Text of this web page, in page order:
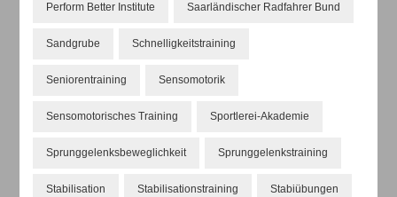
Perform Better Institute Saarländischer Radfahrer Bund
Sandgrube Schnelligkeitstraining
Seniorentraining Sensomotorik
Sensomotorisches Training Sportlerei-Akademie
Sprunggelenksbeweglichkeit Sprunggelenkstraining
Stabilisation Stabilisationstraining Stabiübungen